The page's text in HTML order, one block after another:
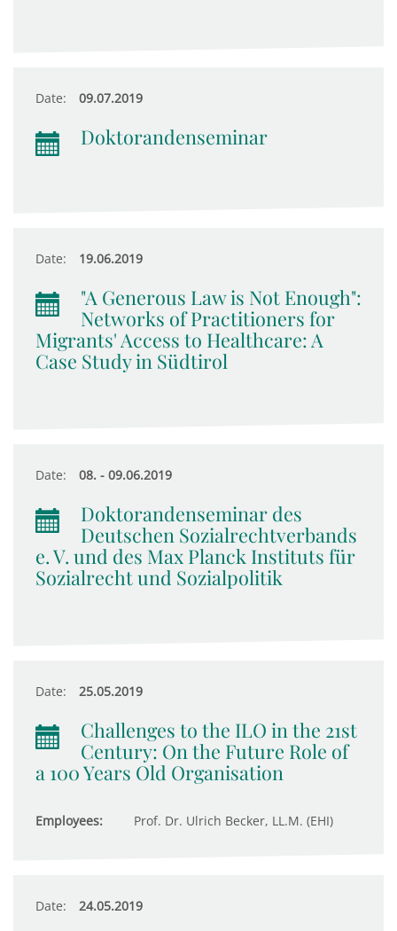
Date: 09.07.2019
Doktorandenseminar
Date: 19.06.2019
"A Generous Law is Not Enough":
Networks of Practitioners for
Migrants' Access to Healthcare: A
Case Study in Südtirol
Date: 08. - 09.06.2019
Doktorandenseminar des
Deutschen Sozialrechtverbands
e. V. und des Max Planck Instituts für
Sozialrecht und Sozialpolitik
Date: 25.05.2019
Challenges to the ILO in the 21st
Century: On the Future Role of
a 100 Years Old Organisation
Employees: Prof. Dr. Ulrich Becker, LL.M. (EHI)
Date: 24.05.2019